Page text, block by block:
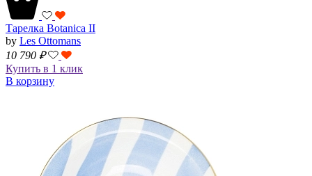
Тарелка Botanica II
by Les Ottomans
10 790 ₽
Купить в 1 клик
В корзину